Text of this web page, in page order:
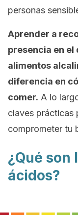
personas
Aprender a
presencia en el
alimentos
diferencia en
comer. A lo
claves prácticas
comprometer tu
¿Qué son
ácidos?